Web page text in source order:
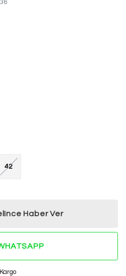
42
Haber Ver